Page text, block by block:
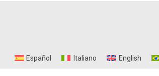
Español Italiano English